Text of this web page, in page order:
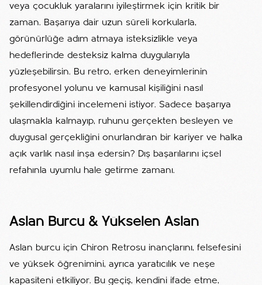
veya çocukluk yaralarını iyileştirmek için kritik bir
zaman. Başarıya dair uzun süreli korkularla,
görünürlüğe adım atmaya isteksizlikle veya
hedeflerinde desteksiz kalma duygularıyla
yüzleşebilirsin. Bu retro, erken deneyimlerinin
profesyonel yolunu ve kamusal kişiliğini nasıl
şekillendirdiğini incelemeni istiyor. Sadece başarıya
ulaşmakla kalmayıp, ruhunu gerçekten besleyen ve
duygusal gerçekliğini onurlandıran bir kariyer ve halka
açık varlık nasıl inşa edersin? Dış başarılarını içsel
refahınla uyumlu hale getirme zamanı.
Aslan Burcu & Yükselen Aslan
Aslan burcu için Chiron Retrosu inançlarını, felsefesini
ve yüksek öğrenimini, ayrıca yaratıcılık ve neşe
kapasiteni etkiliyor. Bu geçiş, kendini ifade etme,